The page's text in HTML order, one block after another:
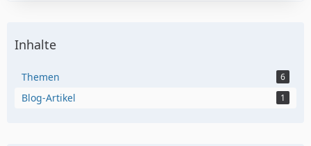
Inhalte
Themen 6
Blog-Artikel 1